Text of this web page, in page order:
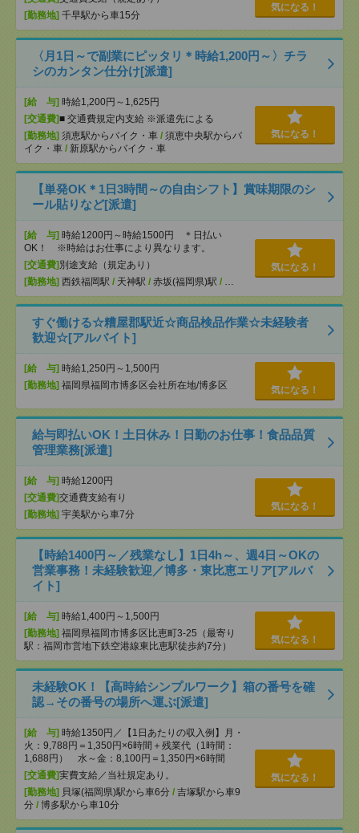
[勤務地] 千早駅から車15分
気になる！
〈月1日～で副業にピッタリ＊時給1,200円～〉チラ
シのカンタン仕分け[派遣]
[給 与] 時給1,200円～1,625円
[交通費]■ 交通費規定内支給 ※派遣先による
[勤務地] 須恵駅からバイク・車 / 須恵中央駅からバ
イク・車 / 新原駅からバイク・車
気になる！
【単発OK＊1日3時間～の自由シフト】賞味期限のシ
ール貼りなど[派遣]
[給 与] 時給1200円～時給1500円 ＊日払い
OK！ ※時給はお仕事により異なります。
[交通費] 別途支給（規定あり）
[勤務地] 西鉄福岡駅 / 天神駅 / 赤坂(福岡県)駅 / …
気になる！
すぐ働ける☆糟屋郡駅近☆商品検品作業☆未経験者
歓迎☆[アルバイト]
[給 与] 時給1,250円～1,500円
[勤務地] 福岡県福岡市博多区会社所在地/博多区 気になる！
給与即払いOK！土日休み！日勤のお仕事！食品品質
管理業務[派遣]
[給 与] 時給1200円
[交通費]交通費支給有り
[勤務地] 宇美駅から車7分
気になる！
【時給1400円～／残業なし】1日4h～、週4日～OKの
営業事務！未経験歓迎／博多・東比恵エリア[アルバ
イト]
[給 与] 時給1,400円～1,500円
[勤務地] 福岡県福岡市博多区比恵町3-25（最寄り
駅：福岡市営地下鉄空港線東比恵駅徒歩約7分）
気になる！
未経験OK！【高時給シンプルワーク】箱の番号を確
認→その番号の場所へ運ぶ[派遣]
[給 与] 時給1350円／【1日あたりの収入例】月・
火：9,788円＝1,350円×6時間＋残業代（1時間：
1,688円） 水～金：8,100円＝1,350円×6時間
[交通費]実費支給／当社規定あり。
[勤務地] 貝塚(福岡県)駅から車6分 / 吉塚駅から車9
分 / 博多駅から車10分
気になる！